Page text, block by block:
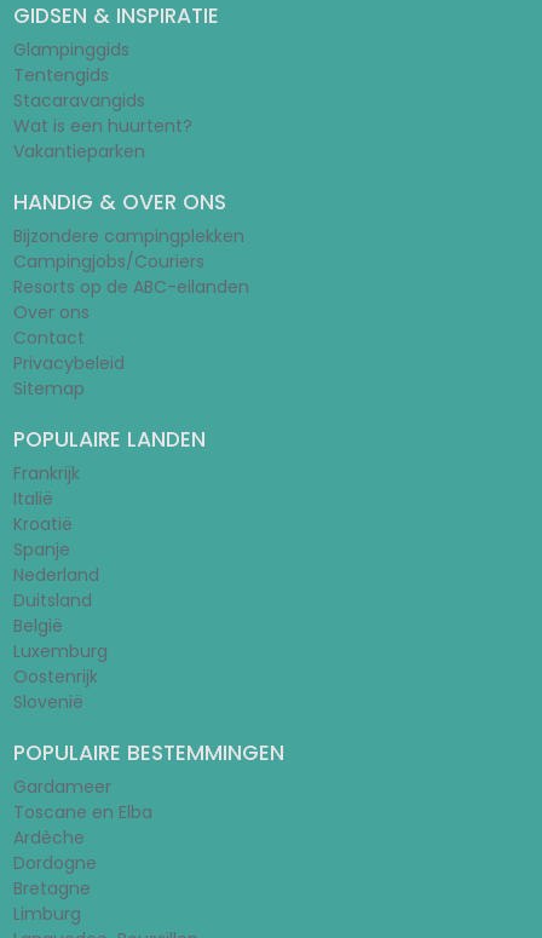
GIDSEN & INSPIRATIE
Glampinggids
Tentengids
Stacaravangids
Wat is een huurtent?
Vakantieparken
HANDIG & OVER ONS
Bijzondere campingplekken
Campingjobs/Couriers
Resorts op de ABC-eilanden
Over ons
Contact
Privacybeleid
Sitemap
POPULAIRE LANDEN
Frankrijk
Italië
Kroatië
Spanje
Nederland
Duitsland
België
Luxemburg
Oostenrijk
Slovenië
POPULAIRE BESTEMMINGEN
Gardameer
Toscane en Elba
Ardèche
Dordogne
Bretagne
Limburg